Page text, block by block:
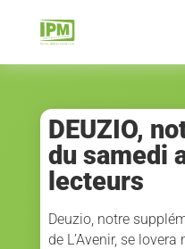
DEUZIO,
du samedi
lecteurs
Deuzio, notre
de L’Avenir, se